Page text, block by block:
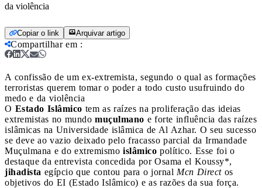
da violência
Copiar o link Arquivar artigo
Compartilhar em :
A confissão de um ex-extremista, segundo o qual as formações
terroristas querem tomar o poder a todo custo usufruindo do
medo e da violência
O Estado Islâmico tem as raízes na proliferação das ideias
extremistas no mundo muçulmano e forte influência das raízes
islâmicas na Universidade islâmica de Al Azhar. O seu sucesso
se deve ao vazio deixado pelo fracasso parcial da Irmandade
Muçulmana e do extremismo islâmico político. Esse foi o
destaque da entrevista concedida por Osama el Koussy*,
jihadista egípcio que contou para o jornal Mcn Directos
objetivos do EI (Estado Islâmico) e as razões da sua força.